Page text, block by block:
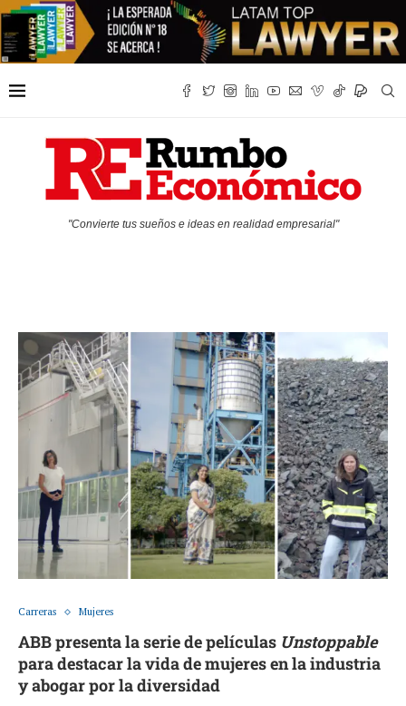
"Convierte tus sueños e ideas en realidad empresarial"
Carreras Mujeres
ABB presenta la serie de películas Unstoppable
para destacar la vida de mujeres en la industria
y abogar por la diversidad